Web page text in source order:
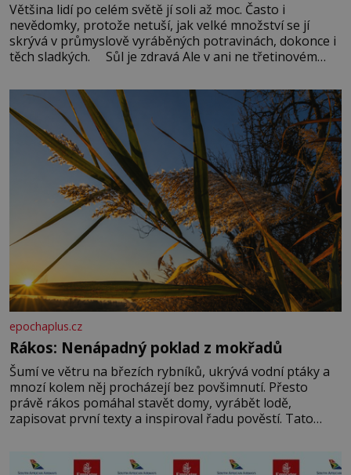
Většina lidí po celém světě jí soli až moc. Často i
nevědomky, protože netuší, jak velké množství se jí
skrývá v průmyslově vyráběných potravinách, dokonce i
těch sladkých. Sůl je zdravá Ale v ani ne třetinovém
základní složky– sodík a chlór – jsou zásadní pro
správné hospodaření
epochaplus.cz
Rákos: Nenápadný poklad z mokřadů
Šumí ve větru na březích rybníků, ukrývá vodní ptáky a
mnozí kolem něj procházejí bez povšimnutí. Přesto
právě rákos pomáhal stavět domy, vyrábět lodě,
zapisovat první texty a inspiroval řadu pověstí. Tato
letního koupání. Stačí se však podívat